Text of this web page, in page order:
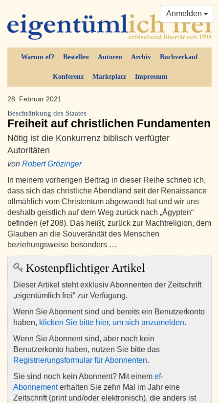
Warum ef? Bestellen Autoren Archiv Buchverkauf
Konferenz Marktplatz Impressum
Anmelden
28. Februar 2021
Beschränkung des Staates
Freiheit auf christlichen Fundamenten
Nötig ist die Konkurrenz biblisch verfügter
Autoritäten
von Robert Grözinger
In meinem vorherigen Beitrag in dieser Reihe schrieb ich,
dass sich das christliche Abendland seit der Renaissance
allmählich vom Christentum abgewandt hat und wir uns
deshalb geistlich auf dem Weg zurück nach „Ägypten“
befinden (ef 208). Das heißt, zurück zur Machtreligion, dem
Glauben an die Souveränität des Menschen
beziehungsweise besonders …
Kostenpflichtiger Artikel
Dieser Artikel steht exklusiv Abonnenten der Zeitschrift
„eigentümlich frei“ zur Verfügung.
Wenn Sie Abonnent sind und bereits ein Benutzerkonto
haben, klicken Sie bitte hier, um sich anzumelden.
Wenn Sie Abonnent sind, aber noch kein
Benutzerkonto haben, nutzen Sie bitte das
Registrierungsformular für Abonnenten.
Sie sind noch kein Abonnent? Mit einem ef-
Abonnementerhalten Sie zehn Mal im Jahr eine
Zeitschrift (print und/oder elektronisch), die anders ist